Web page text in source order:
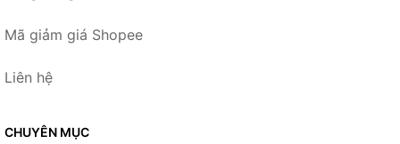
Mã giảm giá Shopee
Liên hệ
CHUYÊN MỤC